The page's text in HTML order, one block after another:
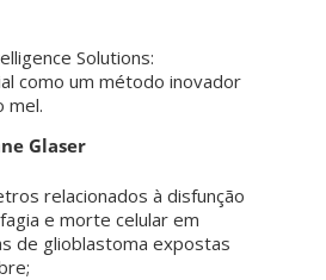
Solutions:
como um método inovador
mel.
Glaser
relacionados à disfunção
e morte celular em
de glioblastoma expostas